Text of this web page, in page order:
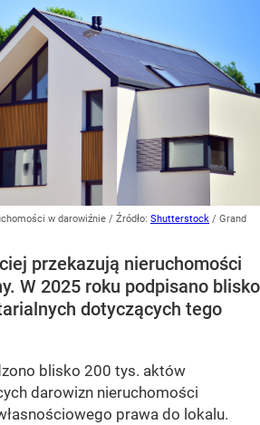
w darowiźnie / Źródło: Shutterstock / Grand
przekazują nieruchomości
W 2025 roku podpisano blisko
dotyczących tego
blisko 200 tys. aktów
darowizn nieruchomości
prawa do lokalu.